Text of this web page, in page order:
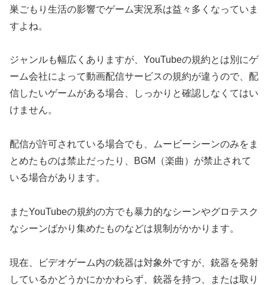
巣ごもり生活の影響でゲーム実況系は益々多くなっていま
すよね。
ジャンルも幅広くありますが、YouTubeの規約とは別にゲ
ーム会社によって動画配信サービスの規約が違うので、配
信したいゲームがある場合、しっかりと確認しなくてはい
けません。
配信が許可されている場合でも、ムービーシーンのみをま
とめたものは禁止だったり、BGM（楽曲）が禁止されて
いる場合があります。
またYouTubeの規約の方でも暴力的なシーンやグロテスク
なシーンばかり集めたものなどは規制がかかります。
現在、ビデオゲーム内の銃器は対象外ですが、銃器を発射
しているかどうかにかかわらず、銃器を持つ、または取り